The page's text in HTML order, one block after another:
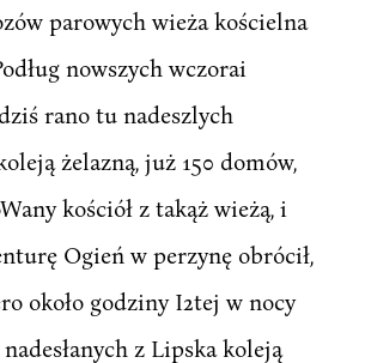
parowych wieża kościelna
nowszych wczorai
rano tu nadeszlych
żelazną, już 150 domów,
kościół z takąż wieżą, i
Ogień w perzynę obrócił,
około godziny I2tej w nocy
z Lipska koleją